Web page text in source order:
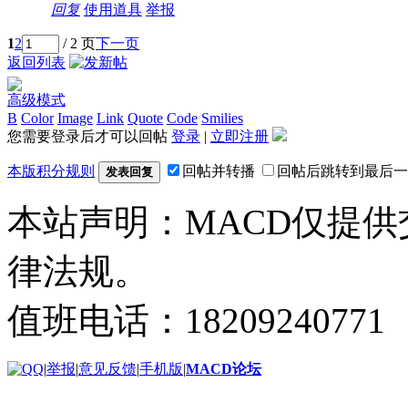
回复 使用道具 举报
12 / 2 页下一页
返回列表
高级模式
B Color Image Link Quote Code Smilies
您需要登录后才可以回帖 登录 | 立即注册
本版积分规则 发表回复 回帖并转播 回帖后跳转到最后
本站声明：MACD仅提
律法规。
值班电话：
|举报|意见反馈|手机版|MACD论坛